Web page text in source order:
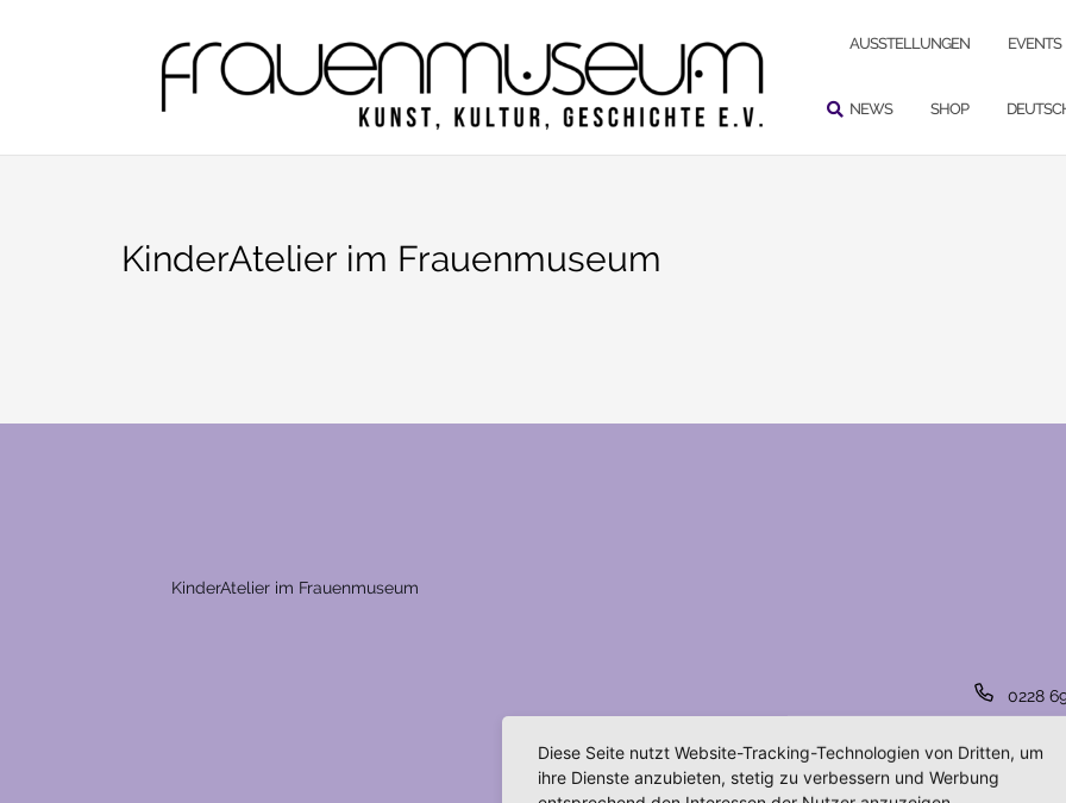
AUSSTELLUNGEN EVENTS
NEWS SHOP
KinderAtelier im Frauenmuseum
KinderAtelier im Frauenmuseum
Telefon
0228
Diese Seite nutzt Website-Tracking-Technologien von Dritten, um
ihre Dienste anzubieten, stetig zu verbessern und Werbung